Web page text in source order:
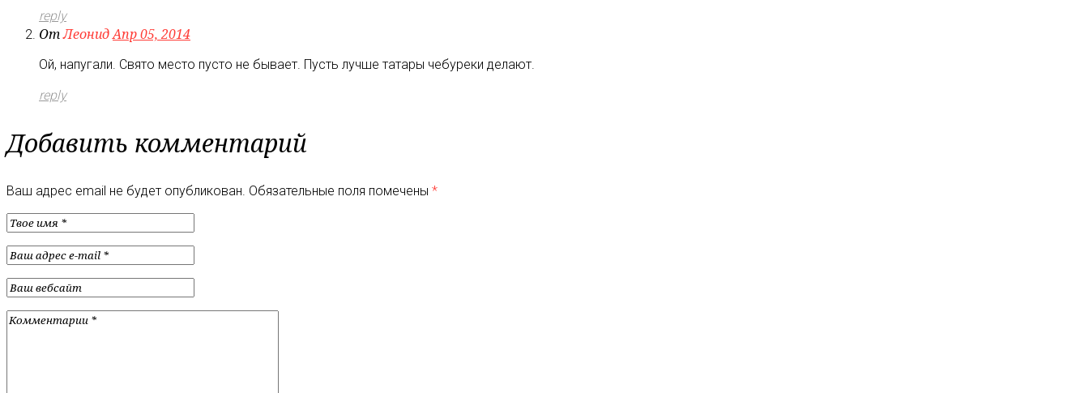
reply
ОтЛеонидАпр 05, 2014
Ой, напугали. Свято место пусто не бывает. Пусть лучше татары чебуреки делают.
reply
Добавить комментарий
Ваш адрес email не будет опубликован. Обязательные поля помечены *